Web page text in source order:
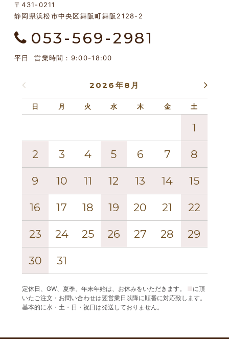
2026年8月
日 月 火 水 木 金 土
1
2 3 4 5 6 7 8
9 10 11 12 13 14 15
16 17 18 19 20 21 22
23 24 25 26 27 28 29
30 31
定休日、GW、夏季、年末年始は、お休みをいただきます。
に頂
いたご注文・お問い合わせは翌営業日以降に順番に対応致します。
基本的に水・土・日・祝日は発送しておりません。
〒431-0211
静岡県浜松市中央区舞阪町舞阪2128-2
053-569-2981
平日 営業時間：9:00-18:00